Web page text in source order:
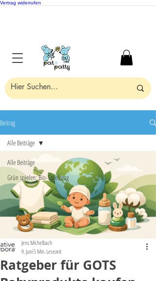
Vertrag widerrufen
Beitrag
Alle Beiträge
Grün spielen: Bio-Spielzeug
Alle Beiträge
Ratgeber für GOTS
Jens Michelbach
9. Juni5 Min. Lesezeit